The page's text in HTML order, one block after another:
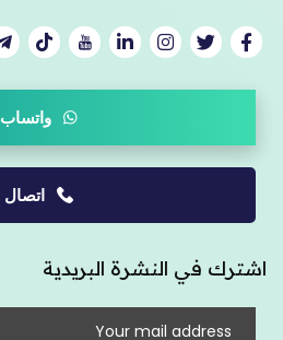
واتساب
اتصال
اشترك في النشرة البريدية